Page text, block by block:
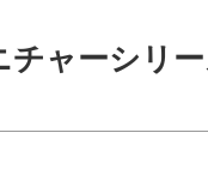
ャーシリー